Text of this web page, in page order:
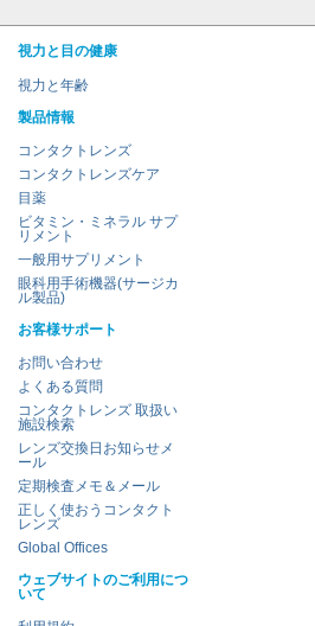
視力と目の健康
視力と年齢
製品情報
コンタクトレンズ
コンタクトレンズケア
目薬
ビタミン・ミネラル サプ
リメント
一般用サプリメント
眼科用手術機器(サージカ
ル製品)
お客様サポート
お問い合わせ
よくある質問
コンタクトレンズ 取扱い
施設検索
レンズ交換日お知らせメ
ール
定期検査メモ＆メール
正しく使おうコンタクト
レンズ
Global Offices
ウェブサイトのご利用につ
いて